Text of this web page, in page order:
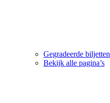
Gegradeerde biljetten
Bekijk alle pagina’s